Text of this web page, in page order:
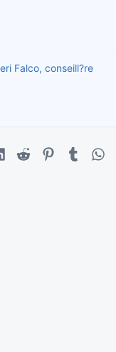
Falco, conseill?re
RedditPinterestTumblr